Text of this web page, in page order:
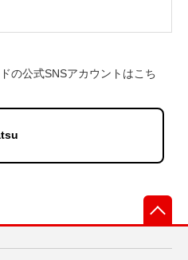
の公式SNSアカウントはこち